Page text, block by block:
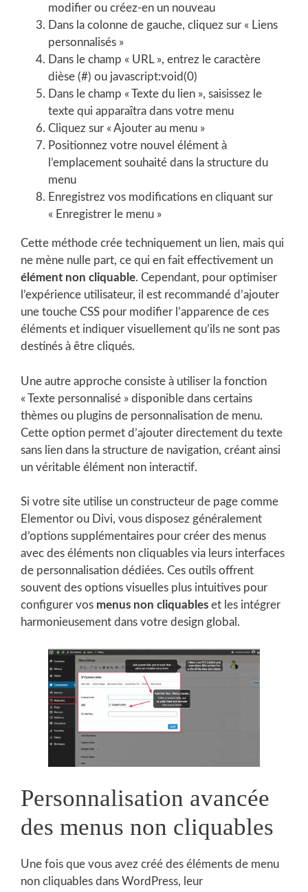
modifier ou créez-en un nouveau
Dans la colonne de gauche, cliquez sur « Liens
personnalisés »
Dans le champ « URL », entrez le caractère
dièse (#) ou javascript:void(0)
Dans le champ « Texte du lien », saisissez le
texte qui apparaîtra dans votre menu
Cliquez sur « Ajouter au menu »
Positionnez votre nouvel élément à
l’emplacement souhaité dans la structure du
menu
Enregistrez vos modifications en cliquant sur
« Enregistrer le menu »
Cette méthode crée techniquement un lien, mais qui
ne mène nulle part, ce qui en fait effectivement un
élément non cliquable. Cependant, pour optimiser
l’expérience utilisateur, il est recommandé d’ajouter
une touche CSS pour modifier l’apparence de ces
éléments et indiquer visuellement qu’ils ne sont pas
destinés à être cliqués.
Une autre approche consiste à utiliser la fonction
« Texte personnalisé » disponible dans certains
thèmes ou plugins de personnalisation de menu.
Cette option permet d’ajouter directement du texte
sans lien dans la structure de navigation, créant ainsi
un véritable élément non interactif.
Si votre site utilise un constructeur de page comme
Elementor ou Divi, vous disposez généralement
d’options supplémentaires pour créer des menus
avec des éléments non cliquables via leurs interfaces
de personnalisation dédiées. Ces outils offrent
souvent des options visuelles plus intuitives pour
configurer vos menus non cliquables et les intégrer
harmonieusement dans votre design global.
Personnalisation avancée
des menus non cliquables
Une fois que vous avez créé des éléments de menu
non cliquables dans WordPress, leur